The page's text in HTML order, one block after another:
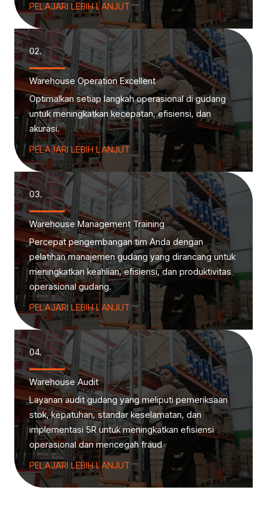
PELAJARI LEBIH LANJUT
02.
Warehouse Operation Excellent
Optimalkan setiap langkah operasional di gudang
untuk meningkatkan kecepatan, efisiensi, dan
akurasi.
PELAJARI LEBIH LANJUT
03.
Warehouse Management Training
Percepat pengembangan tim Anda dengan
pelatihan manajemen gudang yang dirancang untuk
meningkatkan keahlian, efisiensi, dan produktivitas
operasional gudang.
PELAJARI LEBIH LANJUT
04.
Warehouse Audit
Layanan audit gudang yang meliputi pemeriksaan
stok, kepatuhan, standar keselamatan, dan
implementasi 5R untuk meningkatkan efisiensi
operasional dan mencegah fraud
PELAJARI LEBIH LANJUT